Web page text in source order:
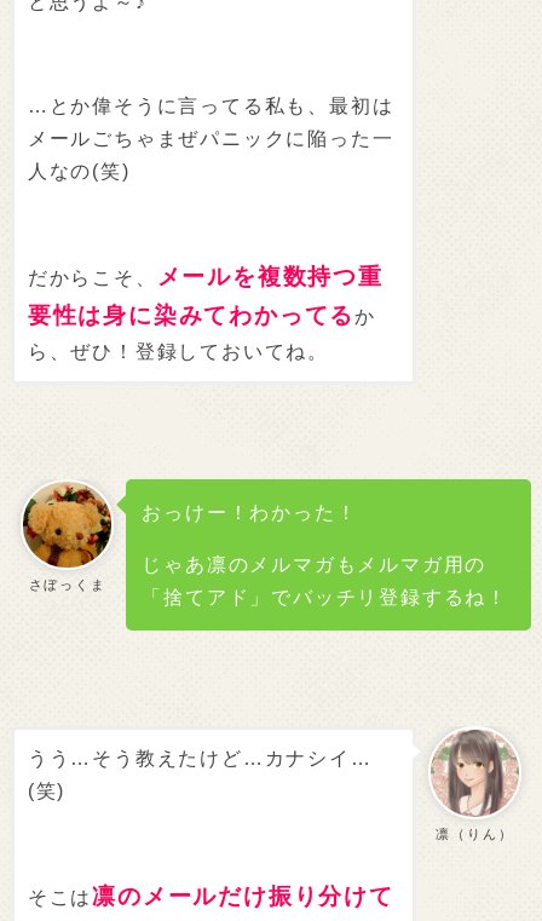
…とか偉そうに言ってる私も、最初は
メールごちゃまぜパニックに陥った一
人なの(笑)
だからこそ、
メールを複数持つ重
要性は身に染みてわかってるか
ら、ぜひ！登録しておいてね。
さぼっくま
おっけー！わかった！
じゃあ凛のメルマガもメルマガ用の
「捨てアド」でバッチリ登録するね！
凛（りん）
うう…そう教えたけど…カナシイ…
(笑)
そこは凛のメールだけ振り分けて